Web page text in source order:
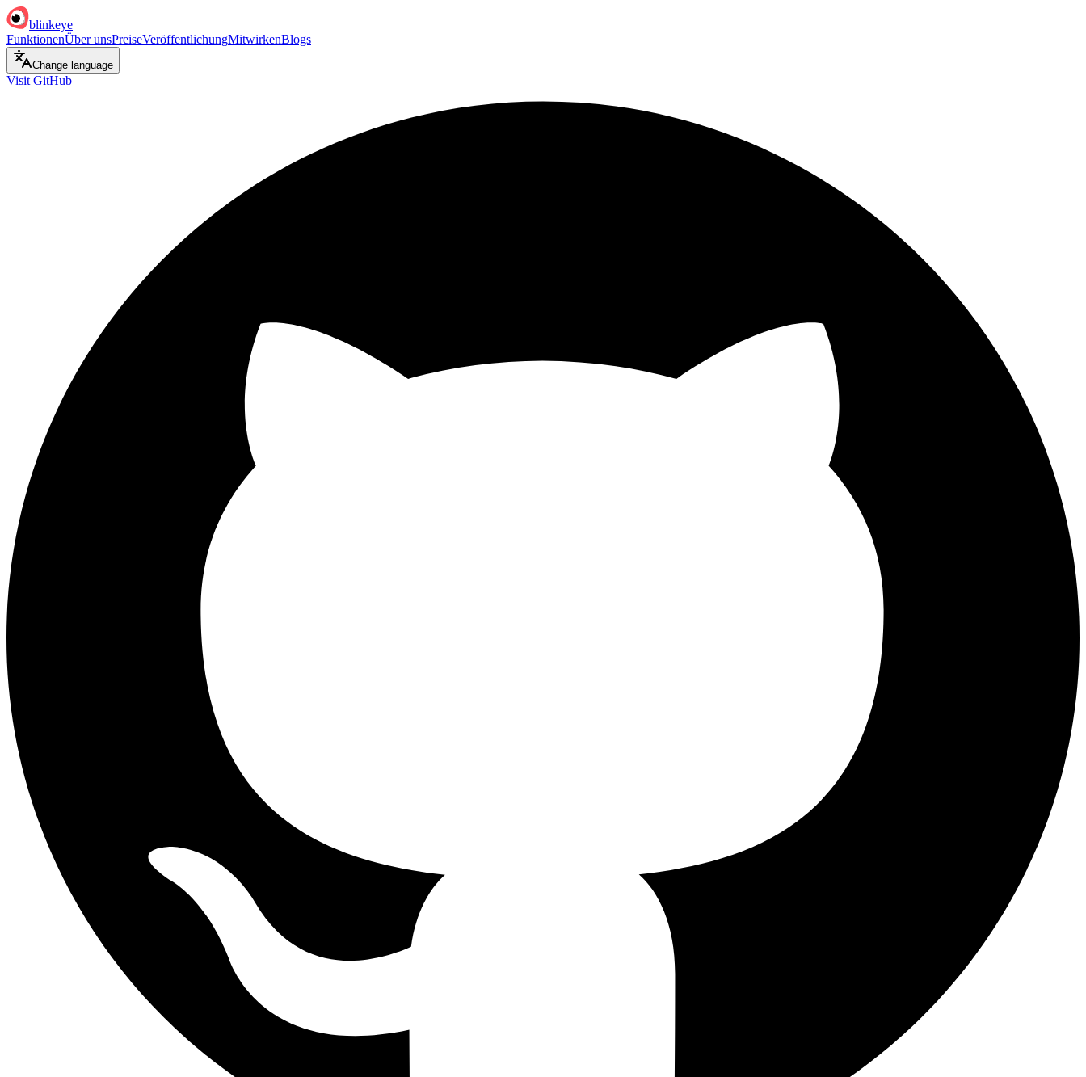
blinkeye
FunktionenÜber unsPreiseVeröffentlichungMitwirkenBlogs
Change language
Visit GitHub